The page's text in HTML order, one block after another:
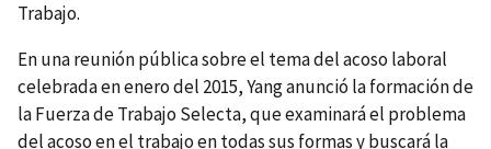
Trabajo.
En una reunión pública sobre el tema del acoso laboral
celebrada en enero del 2015, Yang anunció la formación de
la Fuerza de Trabajo Selecta, que examinará el problema
del acoso en el trabajo en todas sus formas y buscará la